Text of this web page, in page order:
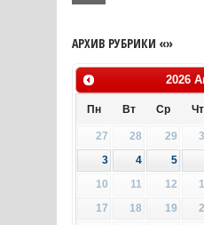
АРХИВ РУБРИКИ «»
2026
Пн Вт Ср Чт
27 28 29
3
4 5
10
11 12
17
18 19